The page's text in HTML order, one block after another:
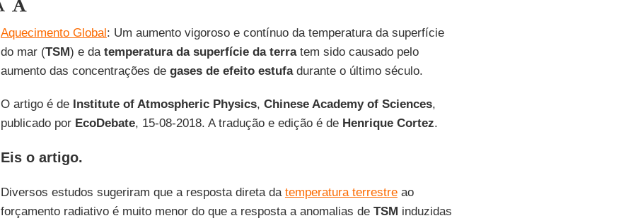
Aquecimento Global: Um aumento vigoroso e contínuo da temperatura da superfície
do mar (TSM) e da temperatura da superfície da terratem sido causado pelo
aumento das concentrações de gases de efeito estufadurante o último século.
O artigo é de Institute of Atmospheric Physics, Chinese Academy of Sciences,
publicado por EcoDebate, 15-08-2018. A tradução e edição é deHenrique Cortez.
Eis o artigo.
Diversos estudos sugeriram que a resposta direta da temperatura terrestreao
forçamento radiativo é muito menor do que a resposta a anomalias de TSM induzidas